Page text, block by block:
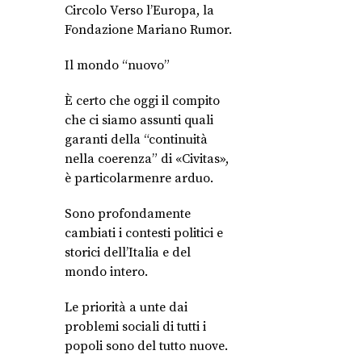
Circolo Verso l’Europa, la
Fondazione Mariano Rumor.
Il mondo “nuovo”
È certo che oggi il compito
che ci siamo assunti quali
garanti della “continuità
nella coerenza” di «Civitas»,
è particolarmenre arduo.
Sono profondamente
cambiati i contesti politici e
storici dell’Italia e del
mondo intero.
Le priorità a unte dai
problemi sociali di tutti i
popoli sono del tutto nuove.